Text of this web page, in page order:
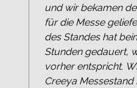
und wir bekamen
für die Messe
des Standes hat
Stunden gedauert,
vorher entspricht.
Creeya